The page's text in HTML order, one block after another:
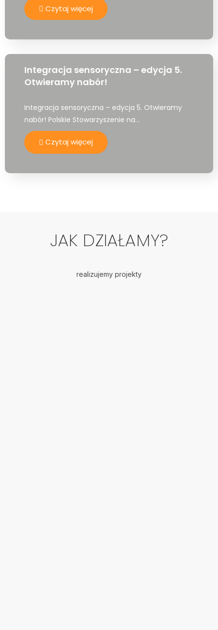
Czytaj więcej
Integracja sensoryczna – edycja 5.
Otwieramy nabór!
Integracja sensoryczna – edycja 5. Otwieramy
nabór! Polskie Stowarzyszenie na…
Czytaj więcej
JAK DZIAŁAMY?
realizujemy projekty